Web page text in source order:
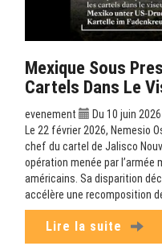
Mexique Sous
Cartels Dans Le
evenement
Du 10 juin
Le 22 février 2026, Nemesio
chef du cartel de Jalisco
opération menée par l’armée
américains. Sa disparition
accélère une recomposition
Lire la suite